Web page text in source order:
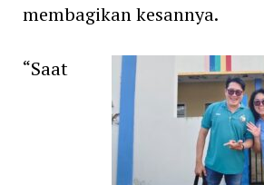
membagikan kesannya.
“Saat